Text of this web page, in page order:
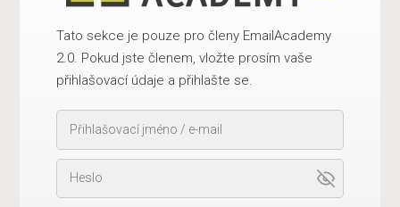
Tato sekce je pouze pro členy EmailAcademy
2.0. Pokud jste členem, vložte prosím vaše
přihlašovací údaje a přihlašte se.